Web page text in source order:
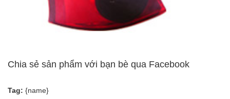
Chia sẻ sản phẩm với bạn bè qua Facebook
Tag: {name}